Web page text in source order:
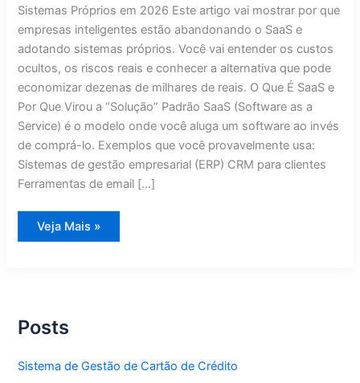
Sistemas Próprios em 2026 Este artigo vai mostrar por que
empresas inteligentes estão abandonando o SaaS e
adotando sistemas próprios. Você vai entender os custos
ocultos, os riscos reais e conhecer a alternativa que pode
economizar dezenas de milhares de reais. O Que É SaaS e
Por Que Virou a “Solução” Padrão SaaS (Software as a
Service) é o modelo onde você aluga um software ao invés
de comprá-lo. Exemplos que você provavelmente usa:
Sistemas de gestão empresarial (ERP) CRM para clientes
Ferramentas de email […]
Alternativas
em
2026
Veja Mais »
Posts
Sistema de Gestão de Cartão de Crédito